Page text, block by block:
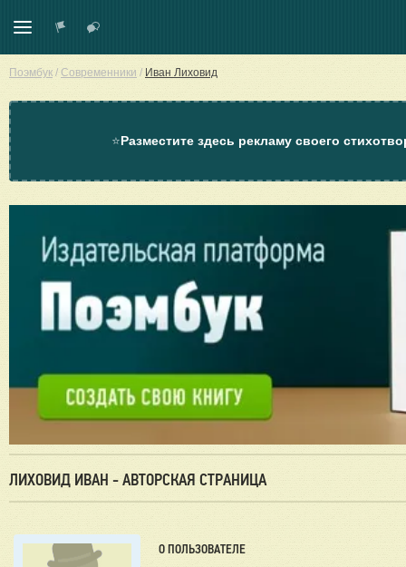
Поэмбук / Современники / Иван Лиховид
⭐Разместите здесь рекламу своего
ЛИХОВИД ИВАН - АВТОРСКАЯ СТРАНИЦА
О ПОЛЬЗОВАТЕЛЕ